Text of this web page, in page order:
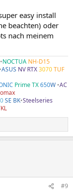
easy install
beachten) oder
nach meinem
•NOCTUA NH-D15
•ASUS NV RTX3070TUF
Prime TX 650W•AC
SE BK•Steelseries
#9